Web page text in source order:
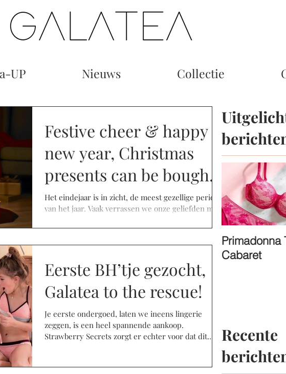
UP Nieuws Collectie
Festive cheer & happy
new year, Christmas
presents can be bought
here!
Het eindejaar is in zicht, de meest gezellige periode
van het jaar. Vaak verrassen we onze geliefden met
Eerste BH’tje gezocht,
Galatea to the rescue!
Je eerste ondergoed, laten we ineens lingerie
zeggen, is een heel spannende aankoop.
Strawberry Secrets zorgt er echter voor dat dit
Primadonna
Cabaret
Recente